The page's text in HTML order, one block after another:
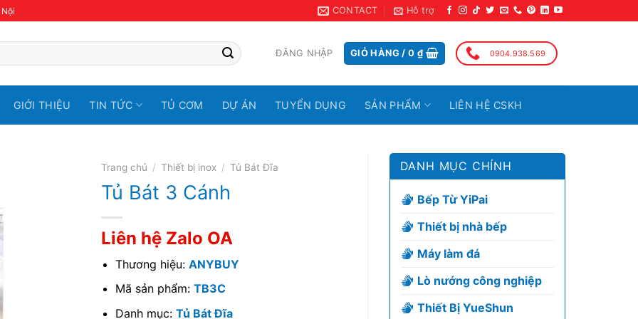
CONTACT Hỗ trợ
ĐĂNG NHẬP GIỎ HÀNG /0 ₫ 0904.938.569
GIỚI THIỆU TIN TỨC TỦ CƠM DỰ ÁN TUYỂN DỤNG SẢN PHẨM LIÊN HỆ CSKH
Trang chủ / Thiết bị inox / Tủ Bát Đĩa
Tủ Bát 3 Cánh
Liên hệ Zalo OA
Thương hiệu:ANYBUY
Mã sản phẩm:TB3C
Danh mục:Tủ Bát Đĩa
DANH MỤC CHÍNH
Bếp Từ YiPai
Thiết bị nhà bếp
Máy làm đá
Lò nướng công nghiệp
Thiết Bị YueShun